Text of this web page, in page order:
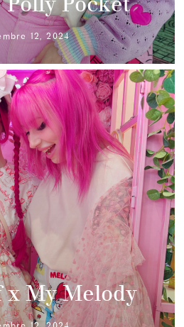
12, 2024
x My Melody